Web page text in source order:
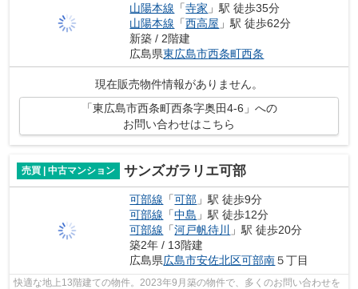
山陽本線 「寺家 」駅 徒歩35分
山陽本線 「西高屋 」駅 徒歩62分
新築 / 2階建
広島県東広島市西条町西条
現在販売物件情報がありません。
「東広島市西条町西条字奥田4-6」への
お問い合わせはこちら
売買 | 中古マンション サンズガラリエ可部
可部線 「可部 」駅 徒歩9分
可部線 「中島 」駅 徒歩12分
可部線 「河戸帆待川
」駅 徒歩20分
築2年 / 13階建
広島県広島市安佐北区可部南５丁目
快適な地上13階建ての物件。2023年9月築の物件で、多くのお問い合わせを